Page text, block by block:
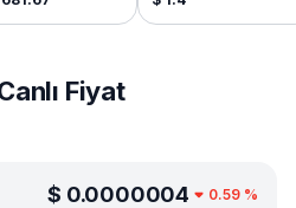
Fiyat
$ 0.0000004 0.59 %